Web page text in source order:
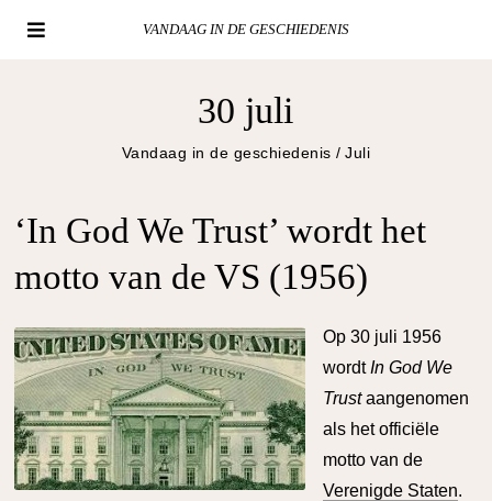
VANDAAG IN DE GESCHIEDENIS
30 juli
Vandaag in de geschiedenis / Juli
‘In God We Trust’ wordt het
motto van de VS (1956)
Op 30 juli 1956
wordt In God We
Trustaangenomen
als het officiële
motto van de
Verenigde Staten.